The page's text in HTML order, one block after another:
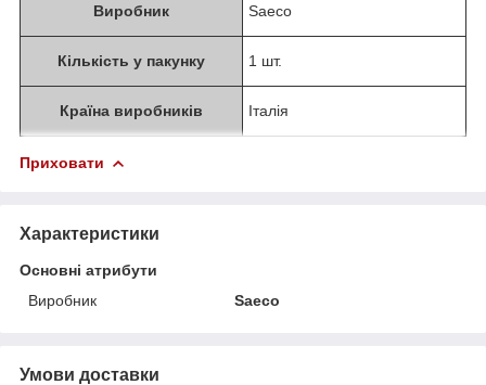
Виробник Saeco
Кількість у пакунку 1 шт.
Країна виробників Італія
Приховати
Характеристики
Основні атрибути
Виробник
Saeco
Умови доставки